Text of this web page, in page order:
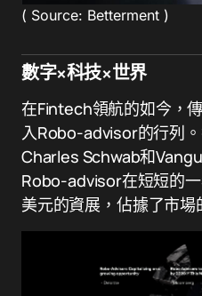
( Source: Betterment )
數字×科技×世界
在Fintech領航的如今，
入Robo-advisor的行列
Charles Schwab和
Robo-advisor在短短的
美元的資展，佔據了市場